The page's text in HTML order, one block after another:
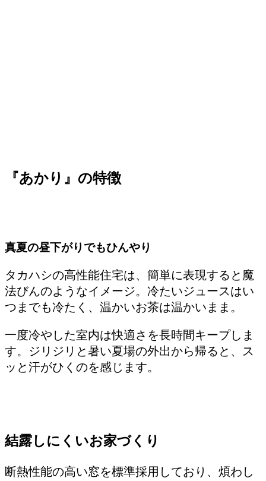
『あかり』の特徴
真夏の昼下がりでもひんやり
タカハシの高性能住宅は、簡単に表現すると魔
法びんのようなイメージ。冷たいジュースはい
つまでも冷たく、温かいお茶は温かいまま。
一度冷やした室内は快適さを長時間キープしま
す。ジリジリと暑い夏場の外出から帰ると、ス
ッと汗がひくのを感じます。
結露しにくいお家づくり
断熱性能の高い窓を標準採用しており、煩わし